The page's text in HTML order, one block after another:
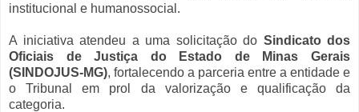
institucional e humanossocial.
A iniciativa atendeu a uma solicitação do Sindicato dos
Oficiais de Justiça do Estado de Minas Gerais
(SINDOJUS-MG), fortalecendo a parceria entre a entidade e
o Tribunal em prol da valorização e qualificação da
categoria.